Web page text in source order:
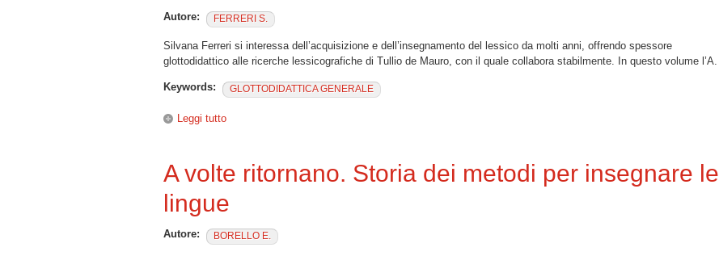
Autore: FERRERI S.
Silvana Ferreri si interessa dell’acquisizione e dell’insegnamento del lessico da molti anni, offrendo spessore
glottodidattico alle ricerche lessicografiche di Tullio de Mauro, con il quale collabora stabilmente. In questo volume l’A.
Keywords: GLOTTODIDATTICA GENERALE
Leggi tutto
A volte ritornano. Storia dei metodi per insegnare le
lingue
Autore: BORELLO E.